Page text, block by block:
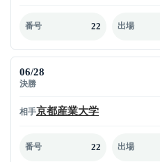
番号 22 出場
06/28
決勝
相手京都産業大学
番号 22 出場